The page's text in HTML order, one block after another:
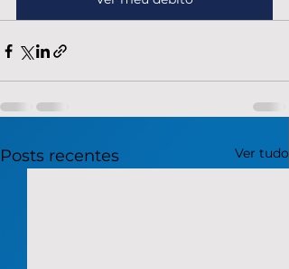
Posts recentes Ver tudo